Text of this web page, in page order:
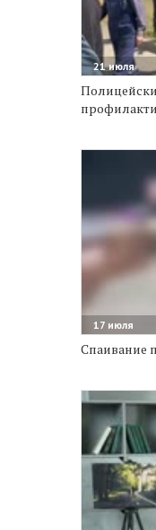
21 июля
17 июля
Спаивание